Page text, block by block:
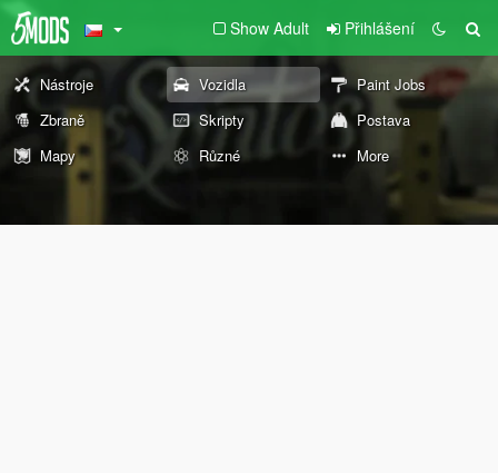
Show Adult Přihlášení
Nástroje Vozidla
Paint Jobs
Zbraně
Skripty
Postava
Mapy
Různé More